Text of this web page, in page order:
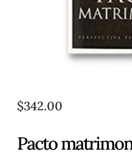
$342.00
Pacto